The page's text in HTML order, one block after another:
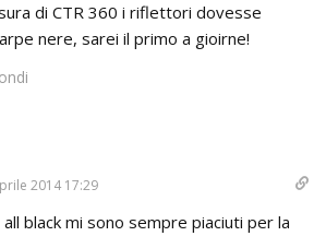
di CTR 360 i riflettori dovesse
nere, sarei il primo a gioirne!
2014 17:29
black mi sono sempre piaciuti per la